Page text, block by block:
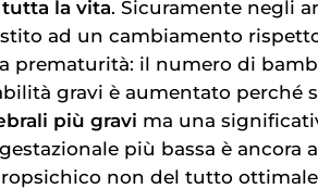
la vita. Sicuramente negli
ad un cambiamento
prematurità: il numero di
gravi è aumentato perché
più gravi ma una
più bassa è
non del tutto